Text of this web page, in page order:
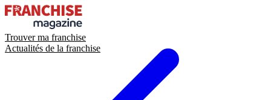
Trouver ma franchise
Actualités de la franchise